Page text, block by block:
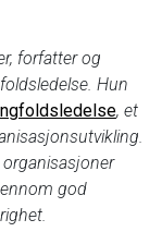
forfatter og
Hun
, et
god